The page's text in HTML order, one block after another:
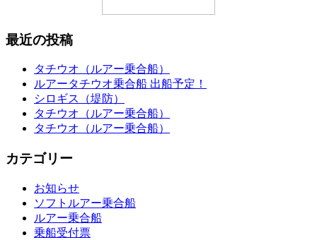
最近の投稿
タチウオ（ルアー乗合船）
ルアータチウオ乗合船 出船予定！
シロギス（堤防）
タチウオ（ルアー乗合船）
タチウオ（ルアー乗合船）
カテゴリー
お知らせ
ソフトルアー乗合船
ルアー乗合船
乗船受付票